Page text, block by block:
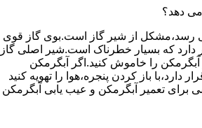
رسد،مشکل از شیر گاز است.بوی گاز قوی
دارد که بسیار خطرناک است.شیر اصلی گاز
را خاموش کنید.اگر آبگرمکن
دارد،با باز کردن پنجره،هوا را تهویه کنید
تعمیر آبگرمکن و عیب یابی آبگرمکن